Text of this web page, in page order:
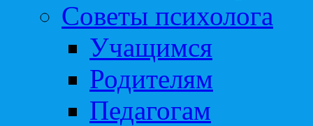
Советы психолога
Учащимся
Родителям
Педагогам